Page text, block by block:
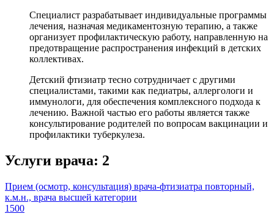
Специалист разрабатывает индивидуальные программы
лечения, назначая медикаментозную терапию, а также
организует профилактическую работу, направленную на
предотвращение распространения инфекций в детских
коллективах.
Детский фтизиатр тесно сотрудничает с другими
специалистами, такими как педиатры, аллергологи и
иммунологи, для обеспечения комплексного подхода к
лечению. Важной частью его работы является также
консультирование родителей по вопросам вакцинации и
профилактики туберкулеза.
Услуги врача: 2
Прием (осмотр, консультация) врача-фтизиатра повторный,
к.м.н., врача высшей категории
1500